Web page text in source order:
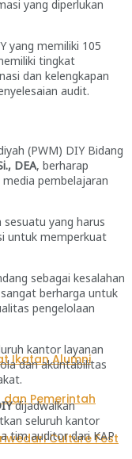
yang diperlukan
yang memiliki 105
tingkat
dan kelengkapan
audit.
(PWM) DIY Bidang
DEA, berharap
pembelajaran
yang harus
untuk memperkuat
sebagai kesalahan
berharga untuk
pengelolaan
kantor layanan
dan akuntabilitas
dijadwalkan
seluruh kantor
tim auditor dari KAP